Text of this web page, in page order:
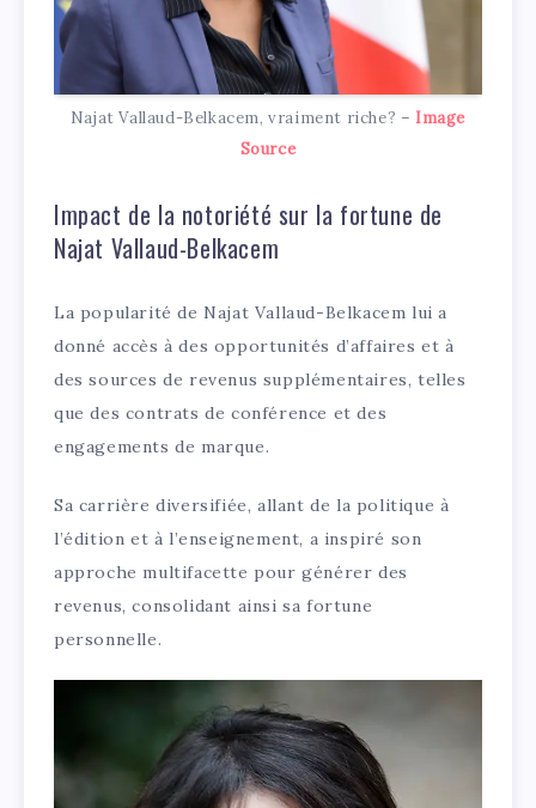
Najat Vallaud-Belkacem, vraiment riche? – Image
Source
Impact de la notoriété sur la fortune de
Najat Vallaud-Belkacem
La popularité de Najat Vallaud-Belkacem lui a
donné accès à des opportunités d’affaires et à
des sources de revenus supplémentaires, telles
que des contrats de conférence et des
engagements de marque.
Sa carrière diversifiée, allant de la politique à
l’édition et à l’enseignement, a inspiré son
approche multifacette pour générer des
revenus, consolidant ainsi sa fortune
personnelle.